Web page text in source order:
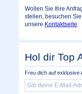
Wollen Sie Ihre
stellen, besuchen
unsere Kontaktseite
Hol dir Top
Freu dich auf exklusive